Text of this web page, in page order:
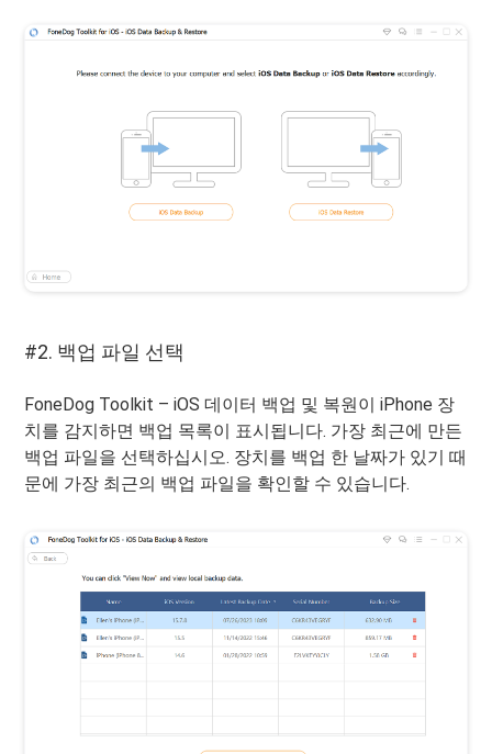
#2. 백업 파일 선택
FoneDog Toolkit – iOS 데이터 백업 및 복원이 iPhone 장
치를 감지하면 백업 목록이 표시됩니다. 가장 최근에 만든
백업 파일을 선택하십시오. 장치를 백업 한 날짜가 있기 때
문에 가장 최근의 백업 파일을 확인할 수 있습니다.